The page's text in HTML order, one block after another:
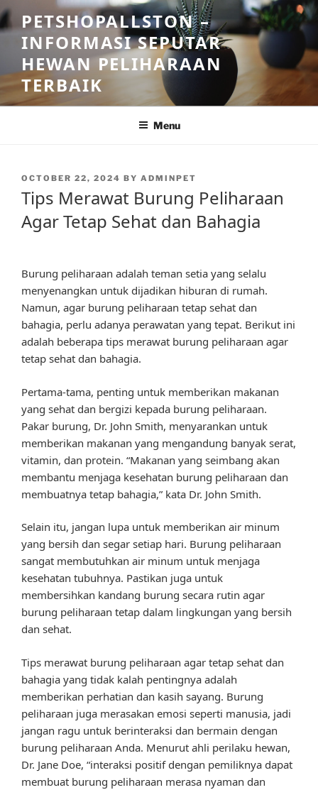
Skip
to
content
PETSHOPALLSTON –
INFORMASI SEPUTAR
HEWAN PELIHARAAN
TERBAIK
Menu
POSTED
ON
OCTOBER 22, 2024 BY ADMINPET
Tips Merawat Burung Peliharaan
Agar Tetap Sehat dan Bahagia
Burung peliharaan adalah teman setia yang selalu
menyenangkan untuk dijadikan hiburan di rumah.
Namun, agar burung peliharaan tetap sehat dan
bahagia, perlu adanya perawatan yang tepat. Berikut ini
adalah beberapa tips merawat burung peliharaan agar
tetap sehat dan bahagia.
Pertama-tama, penting untuk memberikan makanan
yang sehat dan bergizi kepada burung peliharaan.
Pakar burung, Dr. John Smith, menyarankan untuk
memberikan makanan yang mengandung banyak serat,
vitamin, dan protein. “Makanan yang seimbang akan
membantu menjaga kesehatan burung peliharaan dan
membuatnya tetap bahagia,” kata Dr. John Smith.
Selain itu, jangan lupa untuk memberikan air minum
yang bersih dan segar setiap hari. Burung peliharaan
sangat membutuhkan air minum untuk menjaga
kesehatan tubuhnya. Pastikan juga untuk
membersihkan kandang burung secara rutin agar
burung peliharaan tetap dalam lingkungan yang bersih
dan sehat.
Tips merawat burung peliharaan agar tetap sehat dan
bahagia yang tidak kalah pentingnya adalah
memberikan perhatian dan kasih sayang. Burung
peliharaan juga merasakan emosi seperti manusia, jadi
jangan ragu untuk berinteraksi dan bermain dengan
burung peliharaan Anda. Menurut ahli perilaku hewan,
Dr. Jane Doe, “interaksi positif dengan pemiliknya dapat
membuat burung peliharaan merasa nyaman dan